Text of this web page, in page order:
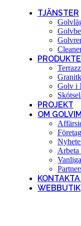
TJÄNSTER
Golv i
PROJEKT
OM
Arbeta
WEBBUTIK